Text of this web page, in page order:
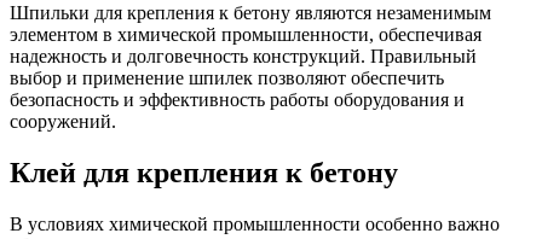
Шпильки для крепления к бетону являются незаменимым
элементом в химической промышленности, обеспечивая
надежность и долговечность конструкций. Правильный
выбор и применение шпилек позволяют обеспечить
безопасность и эффективность работы оборудования и
сооружений.
Клей для крепления к бетону
В условиях химической промышленности особенно важно